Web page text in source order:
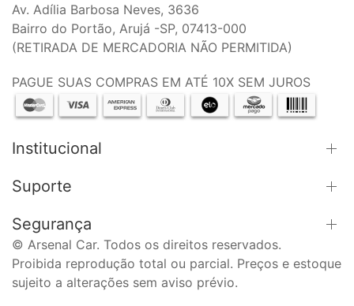
Av. Adília Barbosa Neves, 3636
Bairro do Portão, Arujá -SP, 07413-000
(RETIRADA DE MERCADORIA NÃO PERMITIDA)
PAGUE SUAS COMPRAS EM ATÉ 10X SEM JUROS
Institucional
Suporte
Segurança
© Arsenal Car. Todos os direitos reservados.
Proibida reprodução total ou parcial. Preços e estoque
sujeito a alterações sem aviso prévio.